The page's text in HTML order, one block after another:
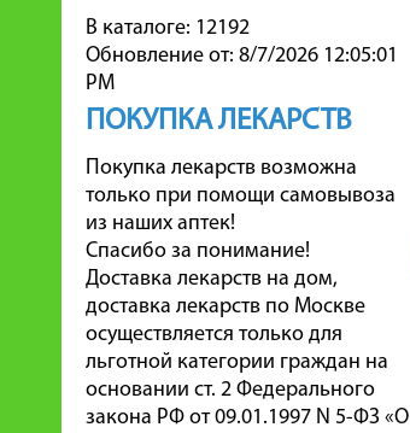
В каталоге: 12192
Обновление от: 8/7/2026 12:05:01
PM
ПОКУПКА ЛЕКАРСТВ
Покупка лекарств возможна
только при помощи самовывоза
из наших аптек!
Спасибо за понимание!
Доставка лекарств на дом,
доставка лекарств по Москве
осуществляется только для
льготной категории граждан на
основании ст. 2 Федерального
закона РФ от 09.01.1997 N 5-ФЗ «О